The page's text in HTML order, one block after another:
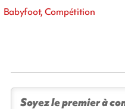
Babyfoot, Compétition